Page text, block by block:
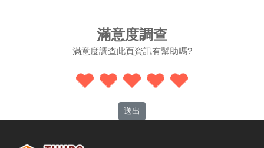
滿意度調查
滿意度調查此頁資訊有幫助嗎?
送出